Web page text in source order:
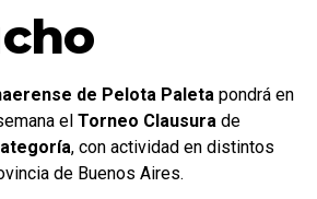
de Pelota Paleta pondrá en
el Torneo Clausura de
, con actividad en distintos
de Buenos Aires.